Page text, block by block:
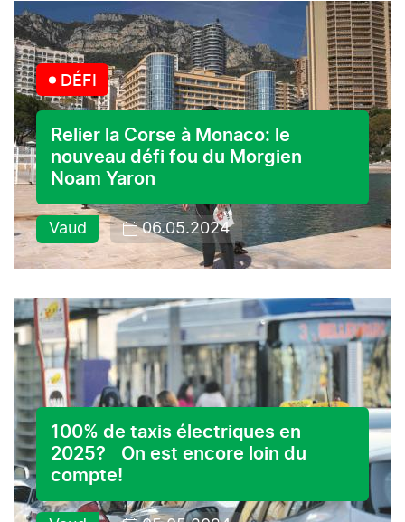
DÉFI
Relier la Corse à Monaco: le
nouveau défi fou du Morgien
Noam Yaron
Vaud 06.05.2024
100% de taxis électriques en
2025? On est encore loin du
compte!